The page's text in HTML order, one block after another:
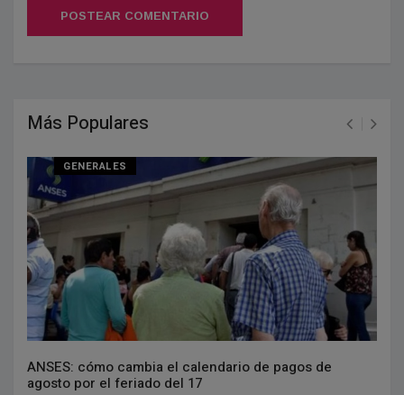
POSTEAR COMENTARIO
Más Populares
GENERALES
ANSES: cómo cambia el calendario de pagos de
agosto por el feriado del 17